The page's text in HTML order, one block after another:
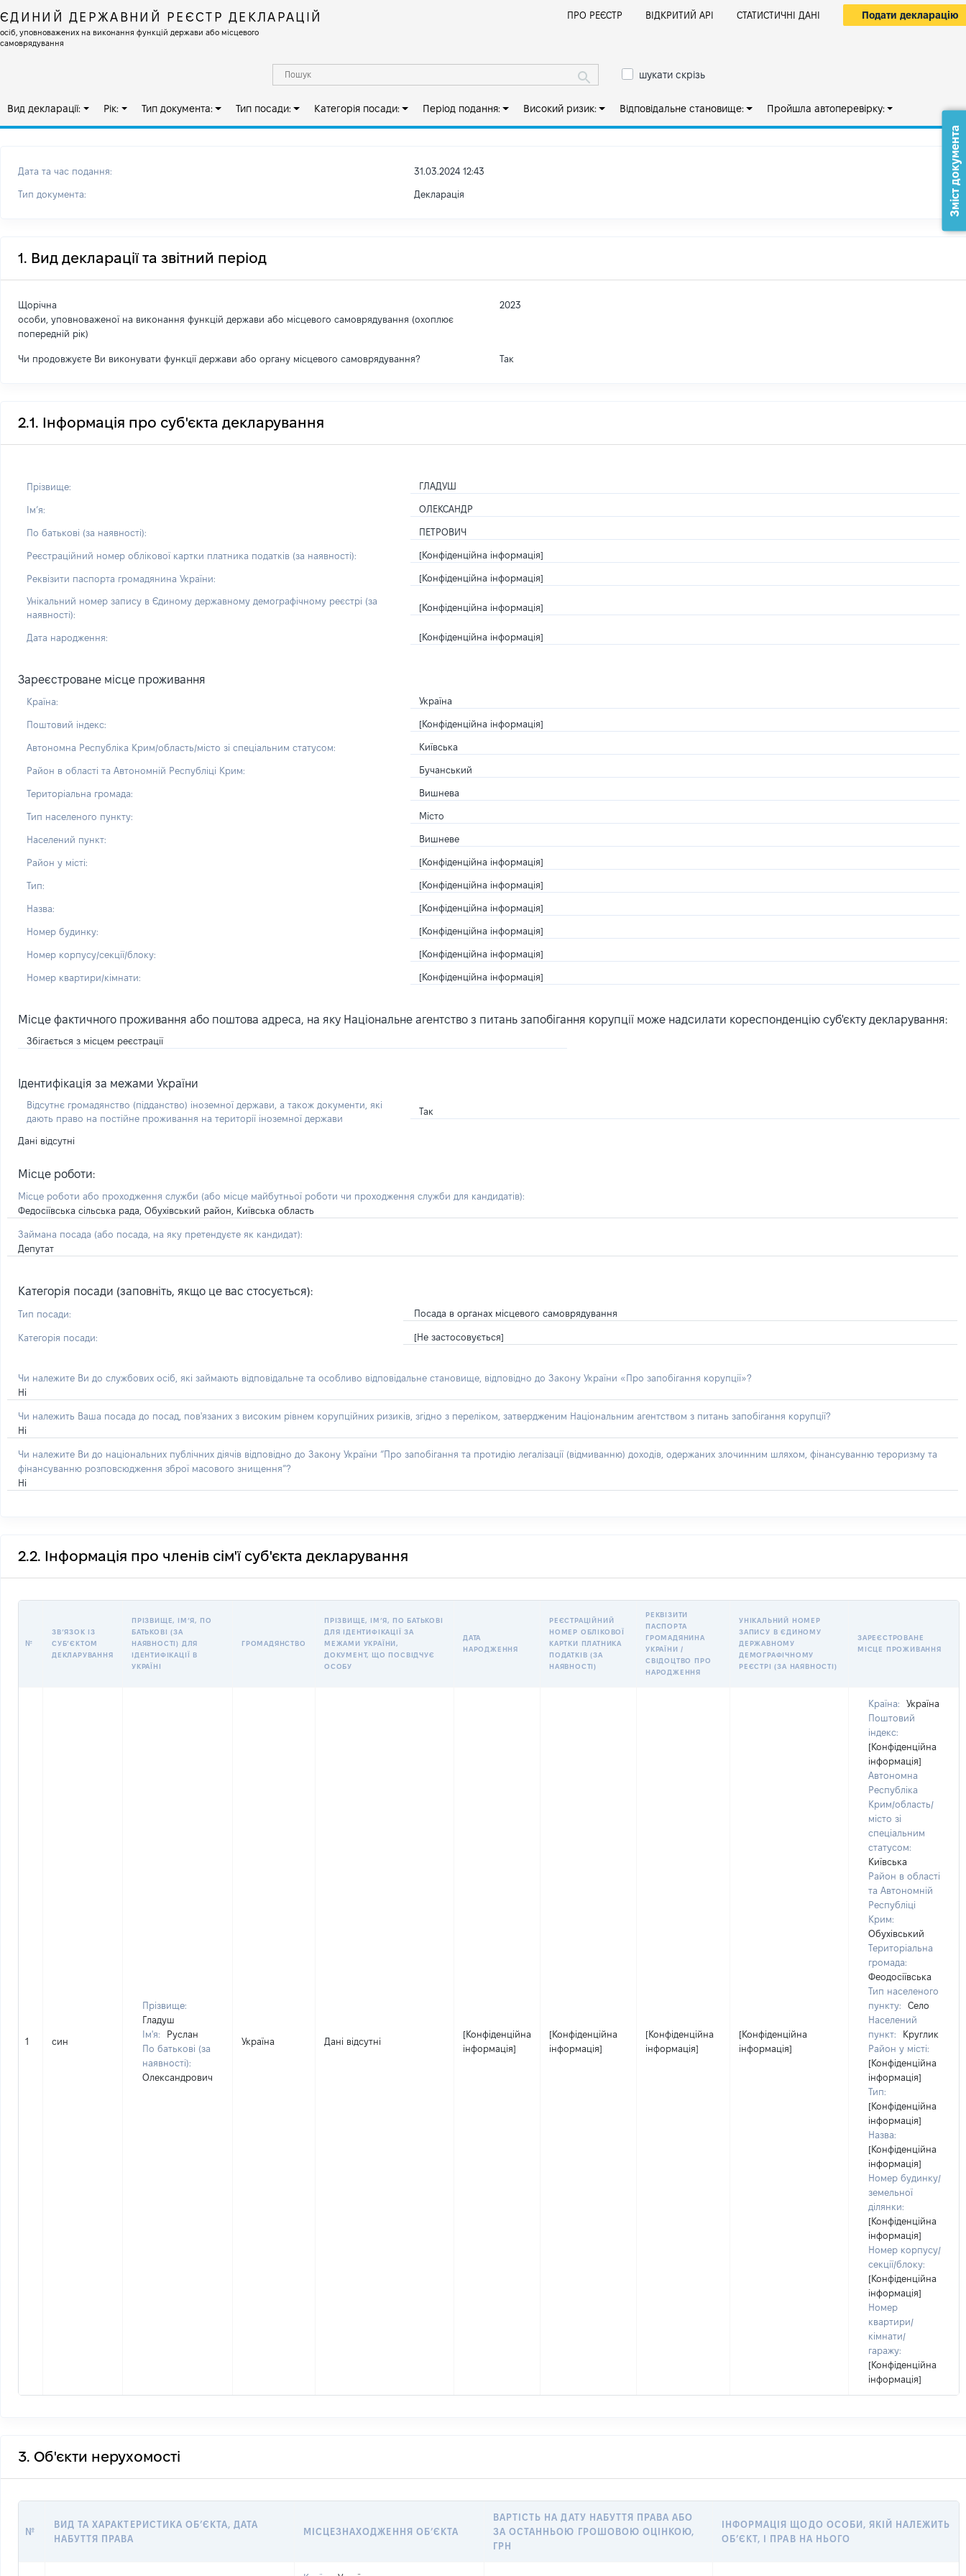
ЄДИНИЙ ДЕРЖАВНИЙ РЕЄСТР ДЕКЛАРАЦІЙ
осіб, уповноважених на виконання функцій держави або місцевого
самоврядування
ПРО РЕЄСТР ВІДКРИТИЙ АРІ СТАТИСТИЧНІ ДАНІ Подати декларацію
шукати скрізь
Вид декларації: Рік: Тип документа: Тип посади: Категорія посади: Період подання: Високий ризик: Відповідальне становище: Пройшла автоперевірку:
Дата та час подання: 31.03.2024 12:43
Тип документа: Декларація
1. Вид декларації та звітний період
Щорічна
особи, уповноваженої на виконання функцій держави або місцевого самоврядування (охоплює
попередній рік)
2023
Чи продовжуєте Ви виконувати функції держави або органу місцевого самоврядування? Так
2.1. Інформація про суб'єкта декларування
Прізвище: ГЛАДУШ
Імʼя: ОЛЕКСАНДР
По батькові (за наявності): ПЕТРОВИЧ
Реєстраційний номер облікової картки платника податків (за наявності): [Конфіденційна інформація]
Реквізити паспорта громадянина України: [Конфіденційна інформація]
Унікальний номер запису в Єдиному державному демографічному реєстрі (за
наявності):
[Конфіденційна інформація]
Дата народження: [Конфіденційна інформація]
Зареєстроване місце проживання
Країна: Україна
Поштовий індекс: [Конфіденційна інформація]
Автономна Республіка Крим/область/місто зі спеціальним статусом: Київська
Район в області та Автономній Республіці Крим: Бучанський
Територіальна громада: Вишнева
Тип населеного пункту: Місто
Населений пункт: Вишневе
Район у місті: [Конфіденційна інформація]
Тип: [Конфіденційна інформація]
Назва: [Конфіденційна інформація]
Номер будинку: [Конфіденційна інформація]
Номер корпусу/секції/блоку: [Конфіденційна інформація]
Номер квартири/кімнати: [Конфіденційна інформація]
Місце фактичного проживання або поштова адреса, на яку Національне агентство з питань запобігання корупції може надсилати кореспонденцію суб'єкту декларування:
Збігається з місцем реєстрації
Ідентифікація за межами України
Відсутнє громадянство (підданство) іноземної держави, а також документи, які
дають право на постійне проживання на території іноземної держави
Так
Дані відсутні
Місце роботи:
Місце роботи або проходження служби (або місце майбутньої роботи чи проходження служби для кандидатів):
Федосіївська сільська рада, Обухівський район, Київська область
Займана посада (або посада, на яку претендуєте як кандидат):
Депутат
Категорія посади (заповніть, якщо це вас стосується):
Тип посади: Посада в органах місцевого самоврядування
Категорія посади: [Не застосовується]
Чи належите Ви до службових осіб, які займають відповідальне та особливо відповідальне становище, відповідно до Закону України «Про запобігання корупції»?
Ні
Чи належить Ваша посада до посад, пов'язаних з високим рівнем корупційних ризиків, згідно з переліком, затвердженим Національним агентством з питань запобігання корупції?
Ні
Чи належите Ви до національних публічних діячів відповідно до Закону України “Про запобігання та протидію легалізації (відмиванню) доходів, одержаних злочинним шляхом, фінансуванню тероризму та
фінансуванню розповсюдження зброї масового знищення”?
Ні
2.2. Інформація про членів сім'ї суб'єкта декларування
№
ЗВʼЯЗОК ІЗ
СУБʼЄКТОМ
ДЕКЛАРУВАННЯ
ПРІЗВИЩЕ, ІМʼЯ, ПО
БАТЬКОВІ (ЗА
НАЯВНОСТІ) ДЛЯ
ІДЕНТИФІКАЦІЇ В
УКРАЇНІ
ГРОМАДЯНСТВО
ПРІЗВИЩЕ, ІМʼЯ, ПО БАТЬКОВІ
ДЛЯ ІДЕНТИФІКАЦІЇ ЗА
МЕЖАМИ УКРАЇНИ,
ДОКУМЕНТ, ЩО ПОСВІДЧУЄ
ОСОБУ
ДАТА
НАРОДЖЕННЯ
РЕЄСТРАЦІЙНИЙ
НОМЕР ОБЛІКОВОЇ
КАРТКИ ПЛАТНИКА
ПОДАТКІВ (ЗА
НАЯВНОСТІ)
РЕКВІЗИТИ
ПАСПОРТА
ГРОМАДЯНИНА
УКРАЇНИ /
СВІДОЦТВО ПРО
НАРОДЖЕННЯ
УНІКАЛЬНИЙ НОМЕР
ЗАПИСУ В ЄДИНОМУ
ДЕРЖАВНОМУ
ДЕМОГРАФІЧНОМУ
РЕЄСТРІ (ЗА НАЯВНОСТІ)
ЗАРЕЄСТРОВАНЕ
МІСЦЕ ПРОЖИВАННЯ
1 син
Прізвище:
Гладуш
Ім'я:
Руслан
По батькові (за
наявності):
Олександрович
Україна Дані відсутні
[Конфіденційна
інформація]
[Конфіденційна
інформація]
[Конфіденційна
інформація]
[Конфіденційна
інформація]
Країна:
Україна
Поштовий
індекс:
[Конфіденційна
інформація]
Автономна
Республіка
Крим/область/
місто зі
спеціальним
статусом:
Київська
Район в області
та Автономній
Республіці
Крим:
Обухівський
Територіальна
громада:
Феодосіївська
Тип населеного
пункту:
Село
Населений
пункт:
Круглик
Район у місті:
[Конфіденційна
інформація]
Тип:
[Конфіденційна
інформація]
Назва:
[Конфіденційна
інформація]
Номер будинку/
земельної
ділянки:
[Конфіденційна
інформація]
Номер корпусу/
секції/блоку:
[Конфіденційна
інформація]
Номер
квартири/
кімнати/
гаражу:
[Конфіденційна
інформація]
3. Об'єкти нерухомості
№
ВИД ТА ХАРАКТЕРИСТИКА ОБʼЄКТА, ДАТА
НАБУТТЯ ПРАВА
МІСЦЕЗНАХОДЖЕННЯ ОБʼЄКТА
ВАРТІСТЬ НА ДАТУ НАБУТТЯ ПРАВА АБО
ЗА ОСТАННЬОЮ ГРОШОВОЮ ОЦІНКОЮ,
ГРН
ІНФОРМАЦІЯ ЩОДО ОСОБИ, ЯКІЙ НАЛЕЖИТЬ
ОБ’ЄКТ, І ПРАВ НА НЬОГО
Зміст документа